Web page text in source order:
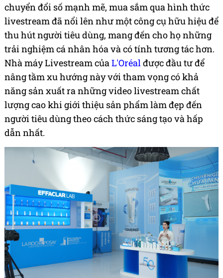
chuyển đổi số mạnh mẽ, mua sắm qua hình thức
livestream đã nổi lên như một công cụ hữu hiệu để
thu hút người tiêu dùng, mang đến cho họ những
trải nghiệm cá nhân hóa và có tính tương tác hơn.
Nhà máy Livestream củaL'Oréalđược đầu tư để
nâng tầm xu hướng này với tham vọng có khả
năng sản xuất ra những video livestream chất
lượng cao khi giới thiệu sản phẩm làm đẹp đến
người tiêu dùng theo cách thức sáng tạo và hấp
dẫn nhất.